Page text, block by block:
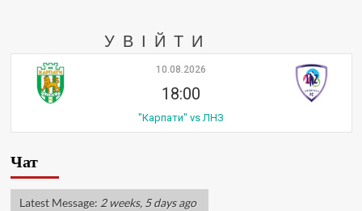
УВІЙТИ
10.08.2026
18:00
"Карпати" vs ЛНЗ
Чат
Latest Message: 2 weeks, 5 days ago